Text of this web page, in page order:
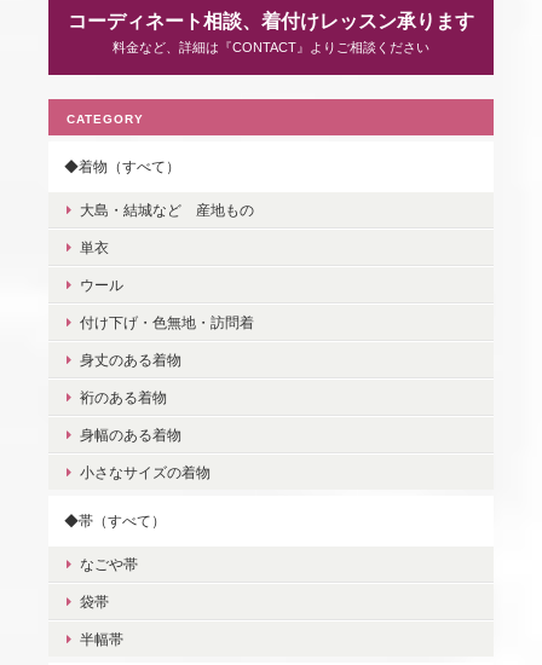
コーディネート相談、着付けレッスン承ります
料金など、詳細は『CONTACT』よりご相談ください
CATEGORY
◆着物（すべて）
大島・結城など 産地もの
単衣
ウール
付け下げ・色無地・訪問着
身丈のある着物
裄のある着物
身幅のある着物
小さなサイズの着物
◆帯（すべて）
なごや帯
袋帯
半幅帯